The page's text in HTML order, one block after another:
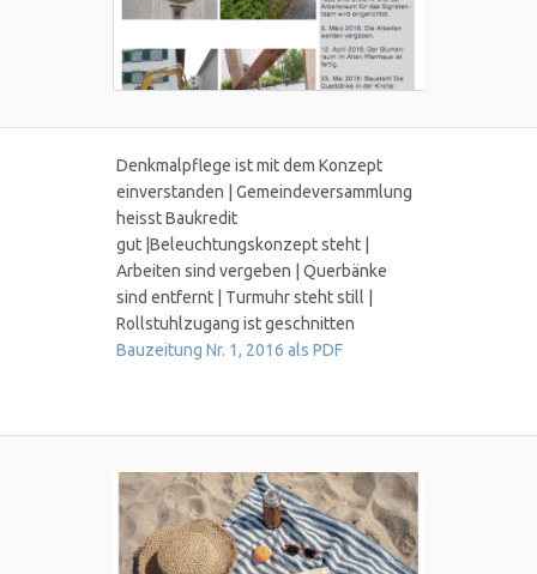
Denkmalpflege ist mit dem Konzept
einverstanden | Gemeindeversammlung
heisst Baukredit
gut |Beleuchtungskonzept steht |
Arbeiten sind vergeben | Querbänke
sind entfernt | Turmuhr steht still |
Rollstuhlzugang ist geschnitten
Bauzeitung Nr. 1, 2016 als PDF